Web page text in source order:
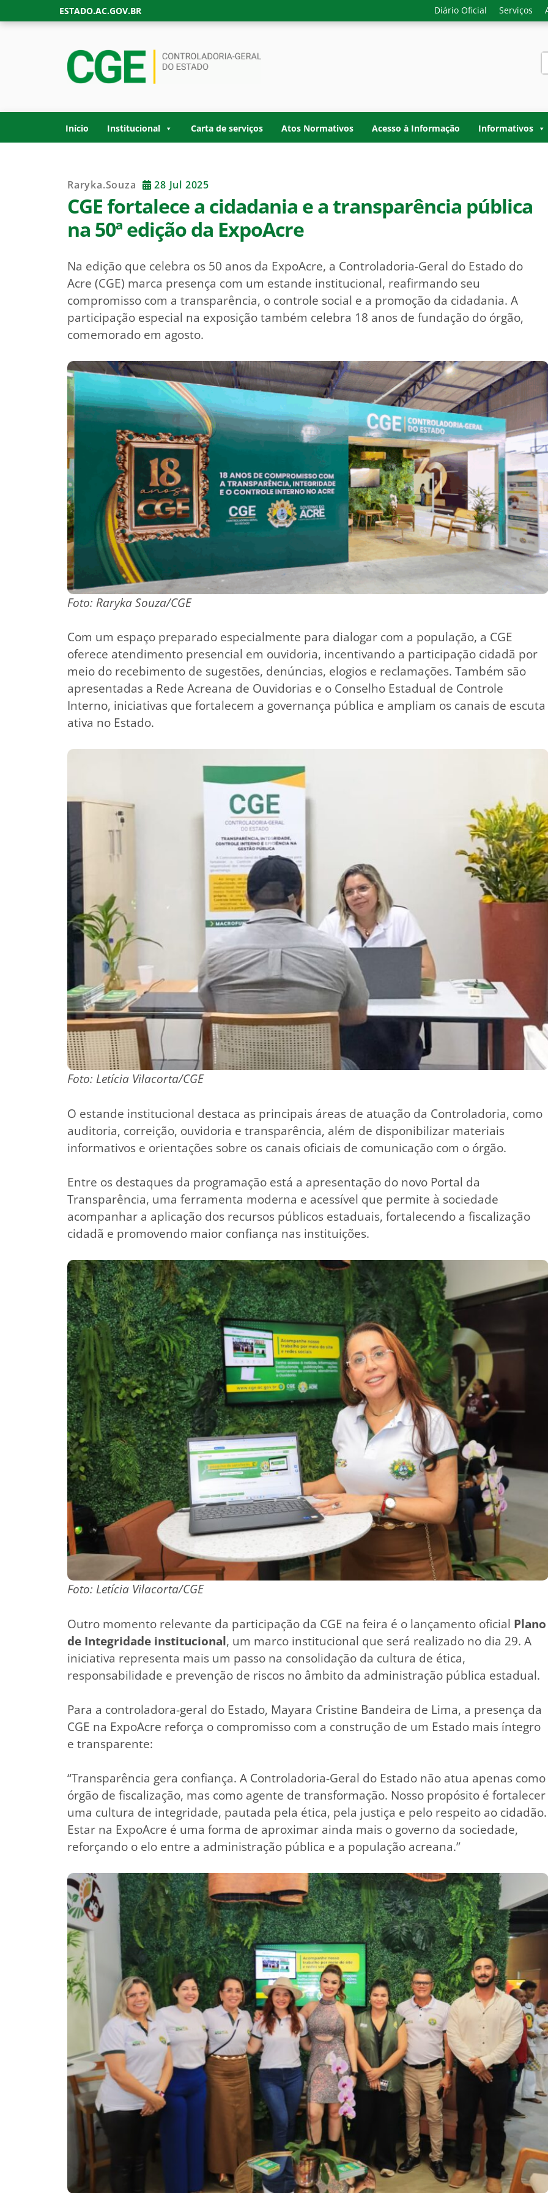
to
ESTADO.AC.GOV.BR Diário Oficial Serviços
GOVERNO DO ESTADO DO ACRE
Início Institucional Carta de serviços Atos Normativos Acesso à Informação Informativos
Raryka.souza 28 Jul 2025
CGE fortalece a cidadania e a transparência pública
na 50ª edição da ExpoAcre
Na edição que celebra os 50 anos da ExpoAcre, a Controladoria-Geral do Estado do
Acre (CGE) marca presença com um estande institucional, reafirmando seu
compromisso com a transparência, o controle social e a promoção da cidadania. A
participação especial na exposição também celebra 18 anos de fundação do órgão,
comemorado em agosto.
Foto: Raryka Souza/CGE
Com um espaço preparado especialmente para dialogar com a população, a CGE
oferece atendimento presencial em ouvidoria, incentivando a participação cidadã por
meio do recebimento de sugestões, denúncias, elogios e reclamações. Também são
apresentadas a Rede Acreana de Ouvidorias e o Conselho Estadual de Controle
Interno, iniciativas que fortalecem a governança pública e ampliam os canais de escuta
ativa no Estado.
Foto: Letícia Vilacorta/CGE
O estande institucional destaca as principais áreas de atuação da Controladoria, como
auditoria, correição, ouvidoria e transparência, além de disponibilizar materiais
informativos e orientações sobre os canais oficiais de comunicação com o órgão.
Entre os destaques da programação está a apresentação do novo Portal da
Transparência, uma ferramenta moderna e acessível que permite à sociedade
acompanhar a aplicação dos recursos públicos estaduais, fortalecendo a fiscalização
cidadã e promovendo maior confiança nas instituições.
Foto: Letícia Vilacorta/CGE
Outro momento relevante da participação da CGE na feira é o lançamento oficial Plano
de Integridade institucional, um marco institucional que será realizado no dia 29. A
iniciativa representa mais um passo na consolidação da cultura de ética,
responsabilidade e prevenção de riscos no âmbito da administração pública estadual.
Para a controladora-geral do Estado, Mayara Cristine Bandeira de Lima, a presença da
CGE na ExpoAcre reforça o compromisso com a construção de um Estado mais íntegro
e transparente:
“Transparência gera confiança. A Controladoria-Geral do Estado não atua apenas como
órgão de fiscalização, mas como agente de transformação. Nosso propósito é fortalecer
uma cultura de integridade, pautada pela ética, pela justiça e pelo respeito ao cidadão.
Estar na ExpoAcre é uma forma de aproximar ainda mais o governo da sociedade,
reforçando o elo entre a administração pública e a população acreana.”